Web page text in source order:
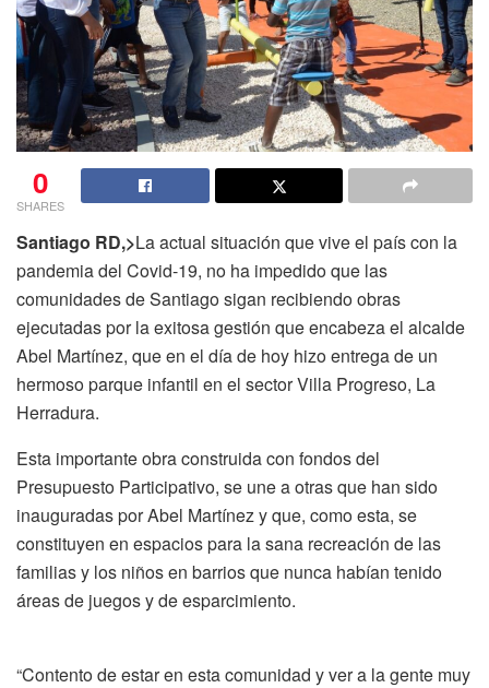
0
SHARES
Santiago RD,>La actual situación que vive el país con la
pandemia del Covid-19, no ha impedido que las
comunidades de Santiago sigan recibiendo obras
ejecutadas por la exitosa gestión que encabeza el alcalde
Abel Martínez, que en el día de hoy hizo entrega de un
hermoso parque infantil en el sector Villa Progreso, La
Herradura.
Esta importante obra construida con fondos del
Presupuesto Participativo, se une a otras que han sido
inauguradas por Abel Martínez y que, como esta, se
constituyen en espacios para la sana recreación de las
familias y los niños en barrios que nunca habían tenido
áreas de juegos y de esparcimiento.
“Contento de estar en esta comunidad y ver a la gente muy